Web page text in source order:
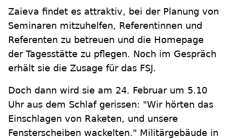
Zaieva findet es attraktiv, bei der Planung von
Seminaren mitzuhelfen, Referentinnen und
Referenten zu betreuen und die Homepage
der Tagesstätte zu pflegen. Noch im Gespräch
erhält sie die Zusage für das FSJ.
Doch dann wird sie am 24. Februar um 5.10
Uhr aus dem Schlaf gerissen: "Wir hörten das
Einschlagen von Raketen, und unsere
Fensterscheiben wackelten." Militärgebäude in